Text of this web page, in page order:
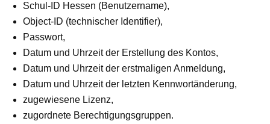
Schul-ID Hessen (Benutzername),
Object-ID (technischer Identifier),
Passwort,
Datum und Uhrzeit der Erstellung des Kontos,
Datum und Uhrzeit der erstmaligen Anmeldung,
Datum und Uhrzeit der letzten Kennwortänderung,
zugewiesene Lizenz,
zugordnete Berechtigungsgruppen.